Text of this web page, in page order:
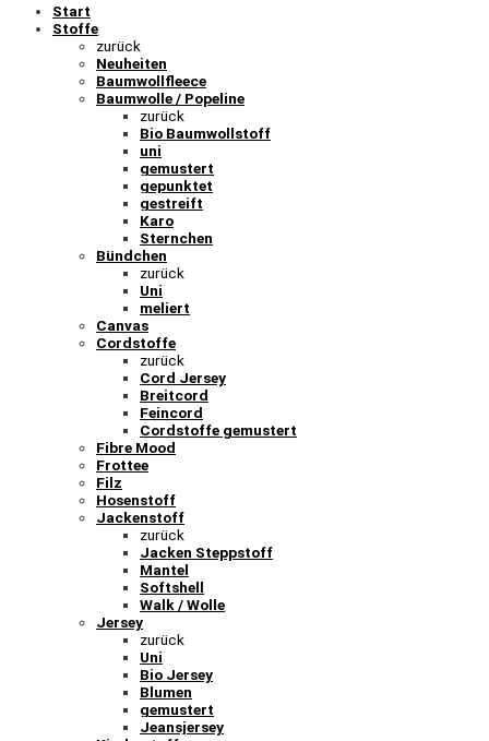
Start
Stoffe
zurück
Neuheiten
Baumwollfleece
Baumwolle / Popeline
zurück
Bio Baumwollstoff
uni
gemustert
gepunktet
gestreift
Karo
Sternchen
Bündchen
zurück
Uni
meliert
Canvas
Cordstoffe
zurück
Cord Jersey
Breitcord
Feincord
Cordstoffe gemustert
Fibre Mood
Frottee
Filz
Hosenstoff
Jackenstoff
zurück
Jacken Steppstoff
Mantel
Softshell
Walk / Wolle
Jersey
zurück
Uni
Bio Jersey
Blumen
gemustert
Jeansjersey